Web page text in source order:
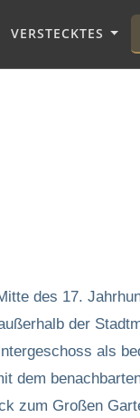
VERSTECKTES
des 17.
der
als
dem
zum Großen